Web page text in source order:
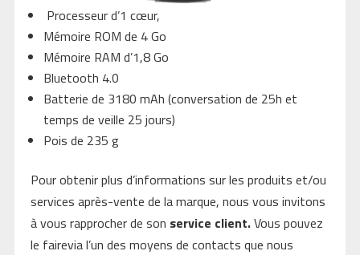
Processeur d’1 cœur,
Mémoire ROM de 4 Go
Mémoire RAM d’1,8 Go
Bluetooth 4.0
Batterie de 3180 mAh (conversation de 25h et
temps de veille 25 jours)
Pois de 235 g
Pour obtenir plus d’informations sur les produits et/ou
services après-vente de la marque, nous vous invitons
à vous rapprocher de son service client.Vous pouvez
le fairevia l’un des moyens de contacts que nous